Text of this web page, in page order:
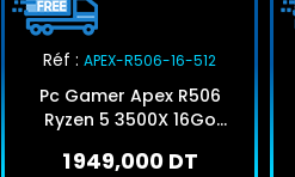
Réf : APEX-R506-16-512
Pc Gamer Apex R506
Ryzen 5 3500X 16Go
1 949,000 DT